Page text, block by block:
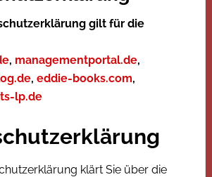
gilt für die
, managementportal.de,
, eddie-books.com,
lp.de
klärt Sie über die